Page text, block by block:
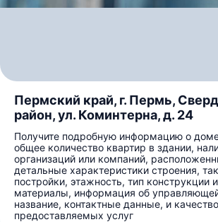
Пермский край, г. Пермь,
район, ул. Коминтерна, д. 24
Получите подробную информацию о
общее количество квартир в здании,
организаций или компаний,
детальные характеристики строения,
постройки, этажность, тип конструкции
материалы, информация об
название, контактные данные, и качество
предоставляемых услуг